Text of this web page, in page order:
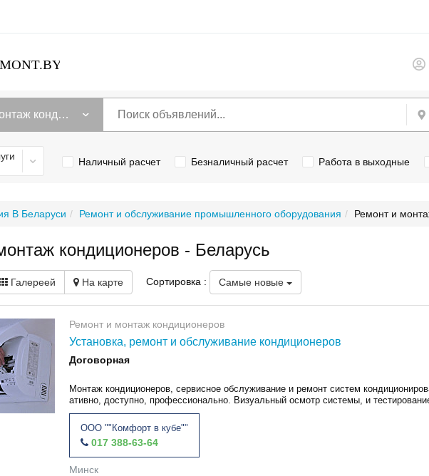
Ремонт и монтаж кондиционеров
Наличный расчет Безналичный расчет Работа в выходные
В Беларуси Ремонт и обслуживание промышленного оборудования Ремонт и
кондиционеров - Беларусь
Галереей На карте Сортировка : Самые новые
Ремонт и монтаж кондиционеров
Установка, ремонт и обслуживание кондиционеров
Договорная
Монтаж кондиционеров, сервисное обслуживание и ремонт систем
ативно, доступно, профессионально. Визуальный осмотр системы, и
ООО ""Комфорт в кубе""
017 388-63-64
Минск